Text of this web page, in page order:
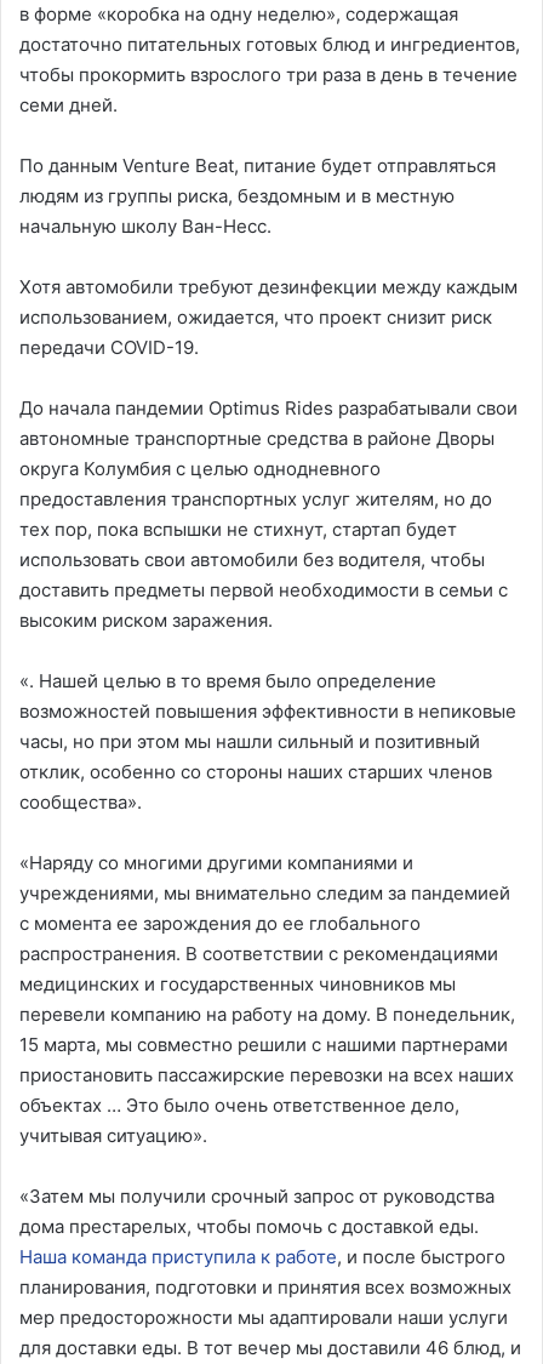
в форме «коробка на одну неделю», содержащая
достаточно питательных готовых блюд и ингредиентов,
чтобы прокормить взрослого три раза в день в течение
семи дней.
По данным Venture Beat, питание будет отправляться
людям из группы риска, бездомным и в местную
начальную школу Ван-Несс.
Хотя автомобили требуют дезинфекции между каждым
использованием, ожидается, что проект снизит риск
передачи COVID-19.
До начала пандемии Optimus Rides разрабатывали свои
автономные транспортные средства в районе Дворы
округа Колумбия с целью однодневного
предоставления транспортных услуг жителям, но до
тех пор, пока вспышки не стихнут, стартап будет
использовать свои автомобили без водителя, чтобы
доставить предметы первой необходимости в семьи с
высоким риском заражения.
«. Нашей целью в то время было определение
возможностей повышения эффективности в непиковые
часы, но при этом мы нашли сильный и позитивный
отклик, особенно со стороны наших старших членов
сообщества».
«Наряду со многими другими компаниями и
учреждениями, мы внимательно следим за пандемией
с момента ее зарождения до ее глобального
распространения. В соответствии с рекомендациями
медицинских и государственных чиновников мы
перевели компанию на работу на дому. В понедельник,
15 марта, мы совместно решили с нашими партнерами
приостановить пассажирские перевозки на всех наших
объектах … Это было очень ответственное дело,
учитывая ситуацию».
«Затем мы получили срочный запрос от руководства
дома престарелых, чтобы помочь с доставкой еды.
Наша команда приступила к работе, и после быстрого
планирования, подготовки и принятия всех возможных
мер предосторожности мы адаптировали наши услуги
для доставки еды. В тот вечер мы доставили 46 блюд, и